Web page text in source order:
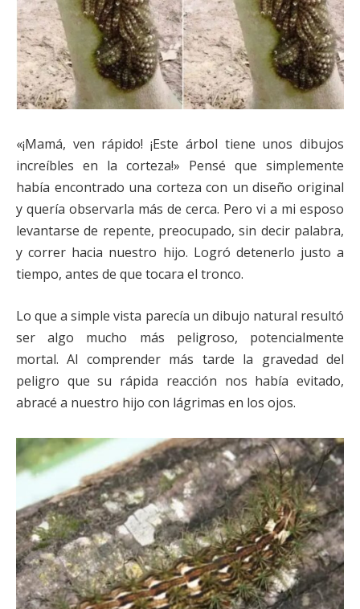
«¡Mamá, ven rápido! ¡Este árbol tiene unos dibujos
increíbles en la corteza!» Pensé que simplemente
había encontrado una corteza con un diseño original
y quería observarla más de cerca. Pero vi a mi esposo
levantarse de repente, preocupado, sin decir palabra,
y correr hacia nuestro hijo. Logró detenerlo justo a
tiempo, antes de que tocara el tronco.
Lo que a simple vista parecía un dibujo natural resultó
ser algo mucho más peligroso, potencialmente
mortal. Al comprender más tarde la gravedad del
peligro que su rápida reacción nos había evitado,
abracé a nuestro hijo con lágrimas en los ojos.